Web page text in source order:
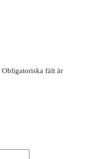
Obligatoriska fält är